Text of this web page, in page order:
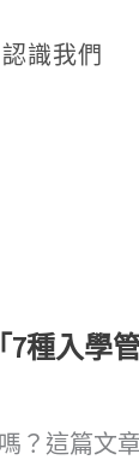
認識我們
種入學
？這篇文